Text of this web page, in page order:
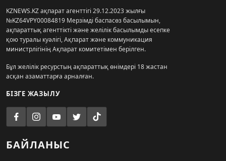
KZNEWS.KZ ақпарат агенттігі 29.12.2023 жылғы
№KZ64VPY00084819 Мерзімді баспасөз басылымын,
ақпараттық агенттікті және желілік басылымды есепке
қою туралы куәлігі, Ақпарат және коммуникация
министрлігінің Ақпарат комитетімен берілген.
Бұл желілік ресурстың ақпараттық өнімдері 18 жастан
асқан азаматтарға арналған.
БІЗГЕ ЖАЗЫЛУ
БАЙЛАНЫС